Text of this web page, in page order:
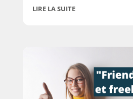
LIRE LA SUITE